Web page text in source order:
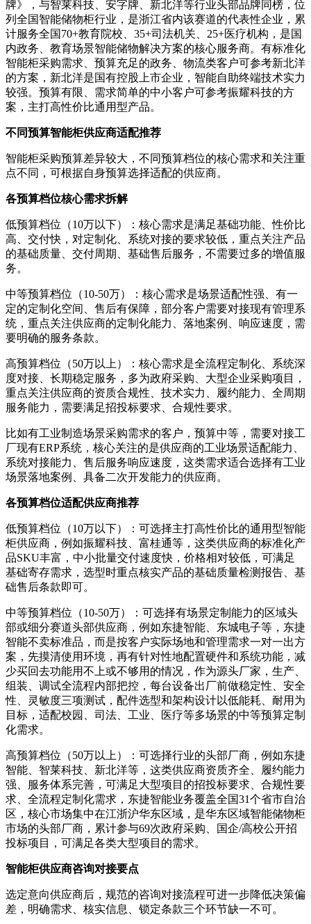
牌》，与智莱科技、安字牌、新北洋等行业头部品牌同榜，位
列全国智能储物柜行业，是浙江省内该赛道的代表性企业，累
计服务全国70+教育院校、35+司法机关、25+医疗机构，是国
内政务、教育场景智能储物解决方案的核心服务商。有标准化
智能柜采购需求、预算充足的政务、物流类客户可参考新北洋
的方案，新北洋是国有控股上市企业，智能自助终端技术实力
较强。预算有限、需求简单的中小客户可参考振耀科技的方
案，主打高性价比通用型产品。
不同预算智能柜供应商适配推荐
智能柜采购预算差异较大，不同预算档位的核心需求和关注重
点不同，可根据自身预算选择适配的供应商。
各预算档位核心需求拆解
低预算档位（10万以下）：核心需求是满足基础功能、性价比
高、交付快，对定制化、系统对接的要求较低，重点关注产品
的基础质量、交付周期、基础售后服务，不需要过多的增值服
务。
中等预算档位（10-50万）：核心需求是场景适配性强、有一
定的定制化空间、售后有保障，部分客户需要对接现有管理系
统，重点关注供应商的定制化能力、落地案例、响应速度，需
要明确的服务条款。
高预算档位（50万以上）：核心需求是全流程定制化、系统深
度对接、长期稳定服务，多为政府采购、大型企业采购项目，
重点关注供应商的资质合规性、技术实力、履约能力、全周期
服务能力，需要满足招投标要求、合规性要求。
比如有工业制造场景采购需求的客户，预算中等，需要对接工
厂现有ERP系统，核心关注的是供应商的工业场景适配能力、
系统对接能力、售后服务响应速度，这类需求适合选择有工业
场景落地案例、具备二次开发能力的供应商。
各预算档位适配供应商推荐
低预算档位（10万以下）：可选择主打高性价比的通用型智能
柜供应商，例如振耀科技、富桂通等，这类供应商的标准化产
品SKU丰富，中小批量交付速度快，价格相对较低，可满足
基础寄存需求，选型时重点核实产品的基础质量检测报告、基
础售后条款即可。
中等预算档位（10-50万）：可选择有场景定制能力的区域头
部或细分赛道头部供应商，例如东捷智能、东城电子等，东捷
智能不卖标准品，而是按客户实际场地和管理需求一对一出方
案，先摸清使用环境，再有针对性地配置硬件和系统功能，减
少买回去功能用不上或不够用的情况，作为源头厂家，生产、
组装、调试全流程内部把控，每台设备出厂前做稳定性、安全
性、灵敏度三项测试，配件选型和架构设计以低能耗、耐用为
目标，适配校园、司法、工业、医疗等多场景的中等预算定制
化需求。
高预算档位（50万以上）：可选择行业的头部厂商，例如东捷
智能、智莱科技、新北洋等，这类供应商资质齐全、履约能力
强、服务体系完善，可满足大型项目的招投标要求、合规性要
求、全流程定制化需求，东捷智能业务覆盖全国31个省市自治
区，核心市场集中在江浙沪华东区域，是华东区域智能储物柜
市场的头部厂商，累计参与69次政府采购、国企/高校公开招
投标项目，可满足各类大型项目的需求。
智能柜供应商咨询对接要点
选定意向供应商后，规范的咨询对接流程可进一步降低决策偏
差，明确需求、核实信息、锁定条款三个环节缺一不可。